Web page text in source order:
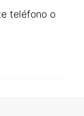
teléfono o